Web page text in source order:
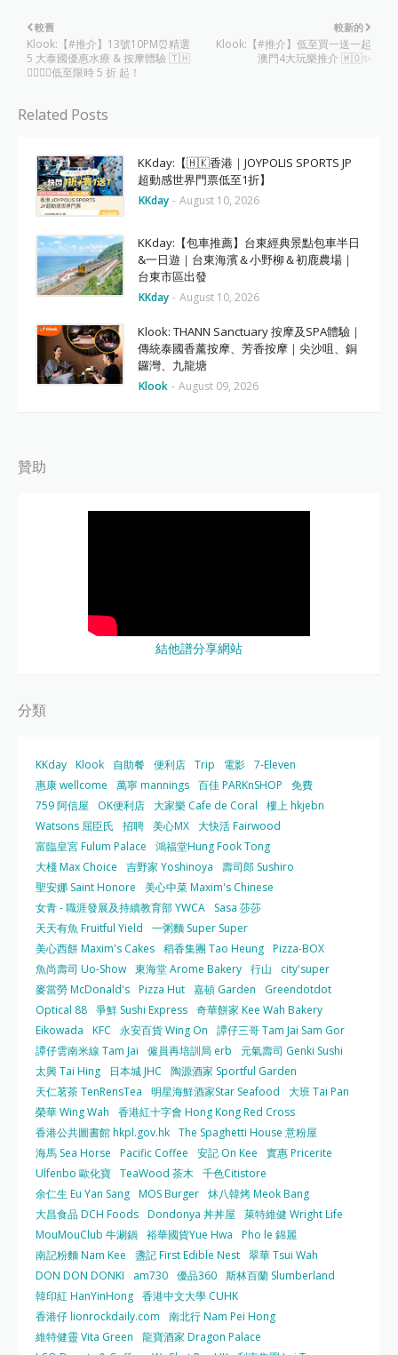
較新的
Klook:【#推介】低至買一送一起
澳門4大玩樂推介 🇲🇴✨
較舊
Klook:【#推介】13號10PM⏰精選
5 大泰國優惠水療 & 按摩體驗 🇹🇭
💆🏻‍♀️✨低至限時 5 折 起！
Related Posts
KKday:【🇭🇰香港｜JOYPOLIS SPORTS JP
超動感世界門票低至1折】
KKday - August 10, 2026
KKday:【包車推薦】台東經典景點包車半日
&一日遊｜台東海濱＆小野柳＆初鹿農場｜
台東市區出發
KKday - August 10, 2026
Klook: THANN Sanctuary 按摩及SPA體驗｜
傳統泰國香薰按摩、芳香按摩｜尖沙咀、銅
鑼灣、九龍塘
Klook - August 09, 2026
贊助
結他譜分享網站
分類
KKday Klook 自助餐 便利店 Trip 電影 7-Eleven
惠康 wellcome
萬寧 mannings 百佳 PARKnSHOP
免費
759 阿信屋
OK便利店 大家樂 Cafe de Coral
樓上 hkjebn
Watsons 屈臣氏
招聘 美心MX 大快活 Fairwood
富臨皇宮 Fulum Palace
鴻福堂Hung Fook Tong
大棧 Max Choice
吉野家 Yoshinoya
壽司郎 Sushiro
聖安娜 Saint Honore
美心中菜 Maxim's Chinese
女青 - 職涯發展及持續教育部 YWCA
Sasa 莎莎
天天有魚 Fruitful Yield
一粥麵 Super Super
美心西餅 Maxim's Cakes 稻香集團 Tao Heung Pizza-BOX
魚尚壽司 Uo-Show 東海堂 Arome Bakery 行山
city'super
麥當勞 McDonald's Pizza Hut 嘉頓 Garden
Greendotdot
Optical 88 爭鮮 Sushi Express 奇華餅家 Kee Wah Bakery
Eikowada
KFC 永安百貨 Wing On
譚仔三哥 Tam Jai Sam Gor
譚仔雲南米線 Tam Jai
僱員再培訓局 erb
元氣壽司 Genki Sushi
太興 Tai Hing
日本城 JHC
陶源酒家 Sportful Garden
天仁茗茶 TenRensTea
明星海鮮酒家Star Seafood
大班 Tai Pan
榮華 Wing Wah
香港紅十字會 Hong Kong Red Cross
香港公共圖書館 hkpl.gov.hk The Spaghetti House 意粉屋
海馬 Sea Horse
Pacific Coffee 安記 On Kee
實惠 Pricerite
Ulfenbo 歐化寶 TeaWood 茶木 千色Citistore
余仁生 Eu Yan Sang MOS Burger 炑八韓烤 Meok Bang
大昌食品 DCH Foods Dondonya 丼丼屋
萊特維健 Wright Life
MouMouClub 牛涮鍋 裕華國貨Yue Hwa
Pho le 錦麗
南記粉麵 Nam Kee
盞記 First Edible Nest 翠華 Tsui Wah
DON DON DONKI
am730 優品360 斯林百蘭 Slumberland
韓印紅 HanYinHong 香港中文大學 CUHK
香港仔 lionrockdaily.com
南北行 Nam Pei Hong
維特健靈 Vita Green
龍寶酒家 Dragon Palace